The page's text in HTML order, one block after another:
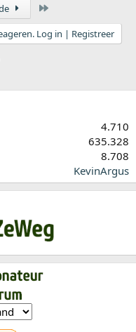
Log in | Registreer
4.710
635.328
8.708
KevinArgus